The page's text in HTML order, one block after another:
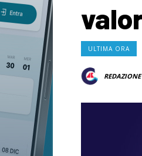
ULTIMA ORA
REDAZIONE